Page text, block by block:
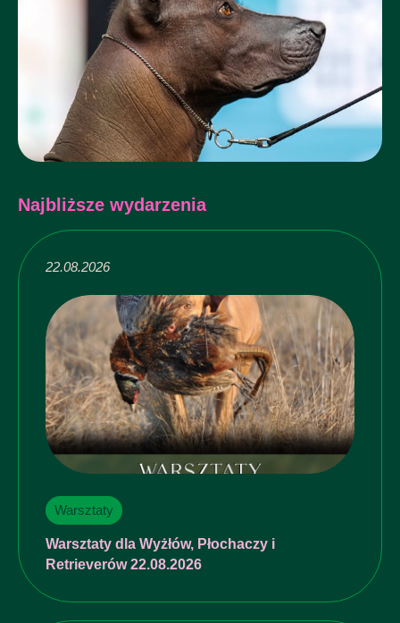
Najbliższe wydarzenia
22.08.2026
Warsztaty
Warsztaty dla Wyżłów, Płochaczy i
Retrieverów 22.08.2026